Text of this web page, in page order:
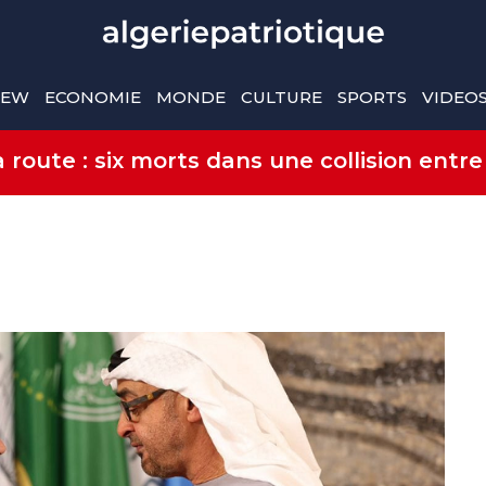
ECONOMIE MONDE CULTURE SPORTS VIDEOS
route : six morts dans une collision